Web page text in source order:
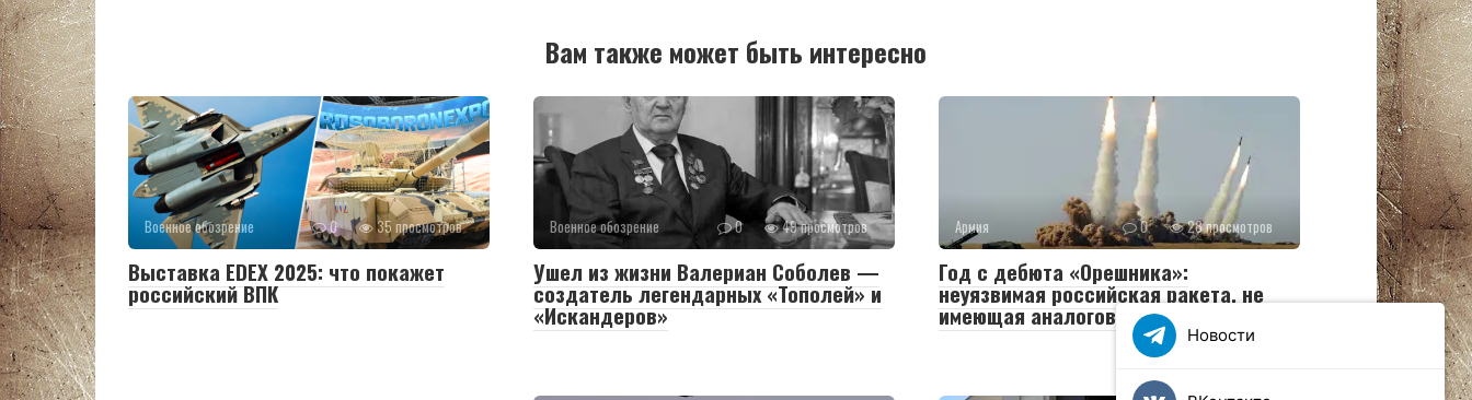
Вам также может быть интересно
Военное обозрение 0 35 просмотров
Выставка EDEX 2025: что покажет
российский ВПК
Военное обозрение 0 49 просмотров
Ушел из жизни Валериан Соболев —
создатель легендарных «Тополей» и
«Искандеров»
Армия 0 28 просмотров
Год с дебюта «Орешника»:
неуязвимая российская ракета, не
имеющая аналогов
Новости